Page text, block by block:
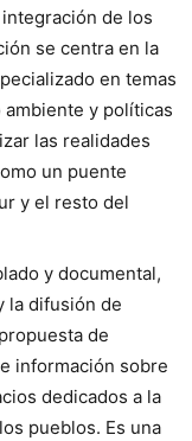
de los
se centra en la
en temas
y políticas
las realidades
un puente
y el resto del
y documental,
la difusión de
de
información sobre
dedicados a la
pueblos. Es una